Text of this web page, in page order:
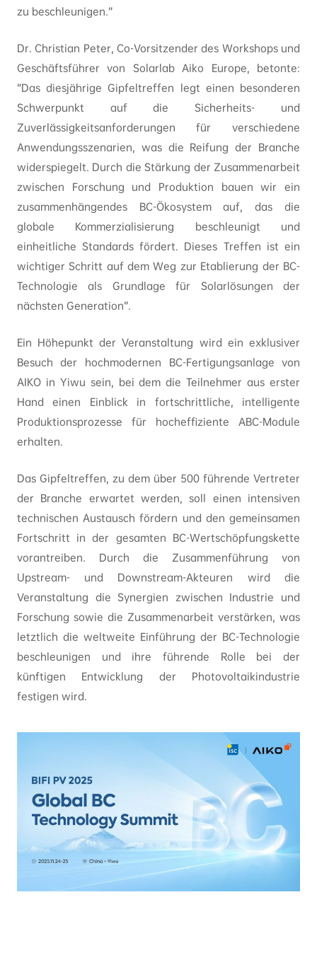
zu beschleunigen.”
Dr. Christian Peter, Co-Vorsitzender des Workshops und
Geschäftsführer von Solarlab Aiko Europe, betonte:
“Das diesjährige Gipfeltreffen legt einen besonderen
Schwerpunkt auf die Sicherheits- und
Zuverlässigkeitsanforderungen für verschiedene
Anwendungsszenarien, was die Reifung der Branche
widerspiegelt. Durch die Stärkung der Zusammenarbeit
zwischen Forschung und Produktion bauen wir ein
zusammenhängendes BC-Ökosystem auf, das die
globale Kommerzialisierung beschleunigt und
einheitliche Standards fördert. Dieses Treffen ist ein
wichtiger Schritt auf dem Weg zur Etablierung der BC-
Technologie als Grundlage für Solarlösungen der
nächsten Generation”.
Ein Höhepunkt der Veranstaltung wird ein exklusiver
Besuch der hochmodernen BC-Fertigungsanlage von
AIKO in Yiwu sein, bei dem die Teilnehmer aus erster
Hand einen Einblick in fortschrittliche, intelligente
Produktionsprozesse für hocheffiziente ABC-Module
erhalten.
Das Gipfeltreffen, zu dem über 500 führende Vertreter
der Branche erwartet werden, soll einen intensiven
technischen Austausch fördern und den gemeinsamen
Fortschritt in der gesamten BC-Wertschöpfungskette
vorantreiben. Durch die Zusammenführung von
Upstream- und Downstream-Akteuren wird die
Veranstaltung die Synergien zwischen Industrie und
Forschung sowie die Zusammenarbeit verstärken, was
letztlich die weltweite Einführung der BC-Technologie
beschleunigen und ihre führende Rolle bei der
künftigen Entwicklung der Photovoltaikindustrie
festigen wird.